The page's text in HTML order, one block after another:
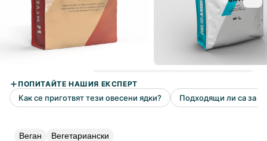
Веган Вегетариански